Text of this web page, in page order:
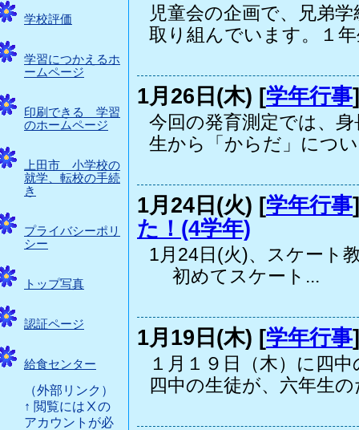
学校評価
学習につかえるホ
ームページ
印刷できる 学習
のホームページ
上田市 小学校の
就学、転校の手続
き
プライバシーポリ
シー
トップ写真
認証ページ
給食センター
（外部リンク）
↑ 閲覧にはⅩの
アカウントが必
児童会の企画で、兄弟
取り組んでいます。１
1月26日(木) [学年行事
今回の発育測定では、
生から「からだ」につ
1月24日(火) [学年行事
た！(4学年)
1月24日(火)、スケート
初めてスケート...
1月19日(木) [学年行事
１月１９日（木）に四
四中の生徒が、六年生の